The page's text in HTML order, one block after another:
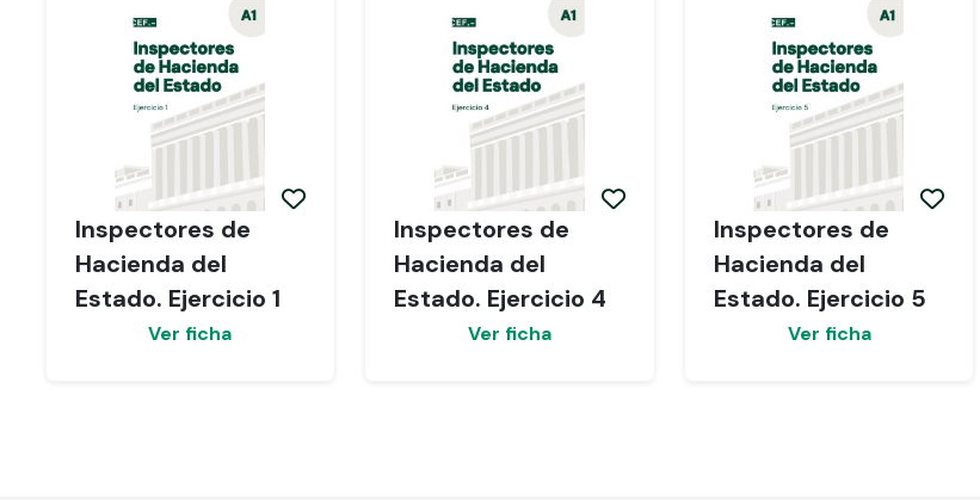
Inspectores de
Hacienda del
Estado. Ejercicio 1
Ver ficha
Inspectores de
Hacienda del
Estado. Ejercicio 4
Ver ficha
Inspectores de
Hacienda del
Estado. Ejercicio 5
Ver ficha